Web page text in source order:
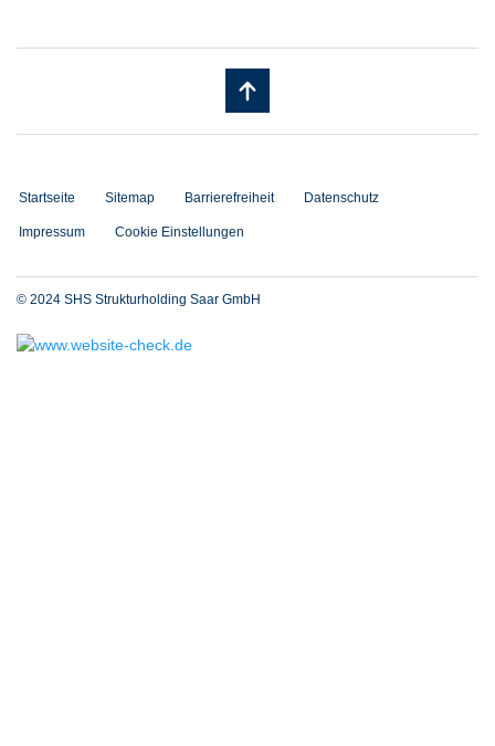
Startseite Sitemap Barrierefreiheit Datenschutz
Impressum Cookie Einstellungen
© 2024 SHS Strukturholding Saar GmbH